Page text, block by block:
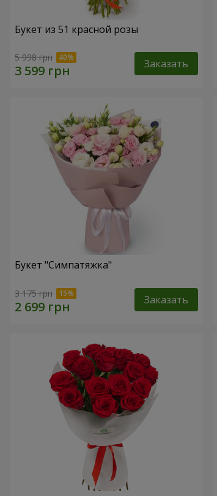
Букет из 51 красной розы
5 998 грн Заказать
Букет "Симпатяжка"
3 175 грн Заказать